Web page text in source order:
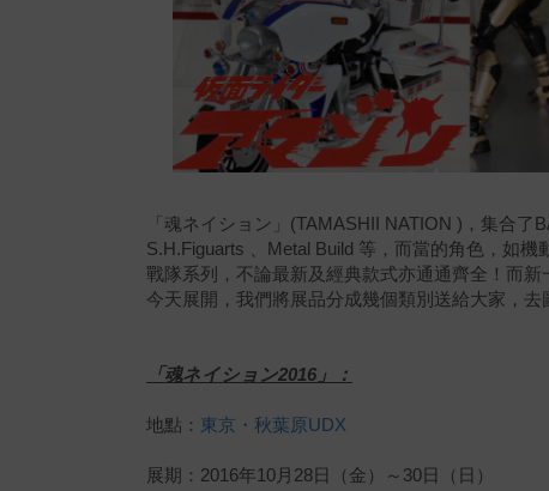
「 魂ネイション」 (TAMASHII NATION )，集合了
S.H.Figuarts 、Metal Build 等，而當的角色，如機
戰隊系列，不論最新及經典款式亦通通齊全！而新
今天展開，我們將展品分成幾個類別送給大家，去
「魂ネイション2016」：
地點： 東京・秋葉原UDX
展期：2016年10月28日（金）～30日（日）